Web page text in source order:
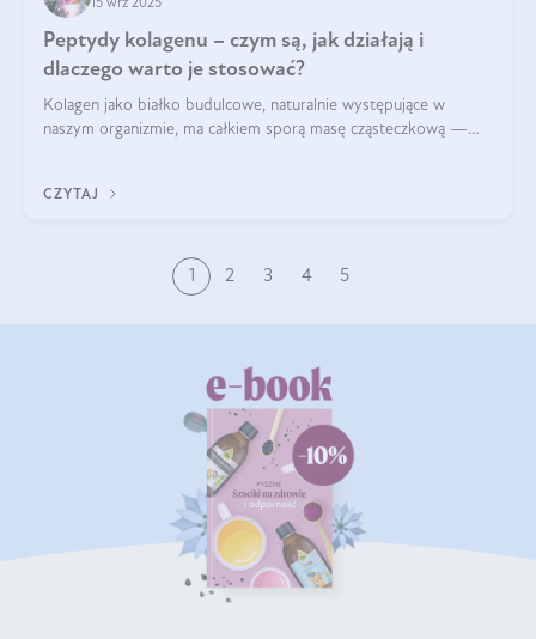
15 wrz 2025
Peptydy kolagenu – czym są, jak działają i
dlaczego warto je stosować?
Kolagen jako białko budulcowe, naturalnie występujące w
naszym organizmie, ma całkiem sporą masę cząsteczkową —
bardziej biodostępny
CZYTAJ
1 2 3 4 5